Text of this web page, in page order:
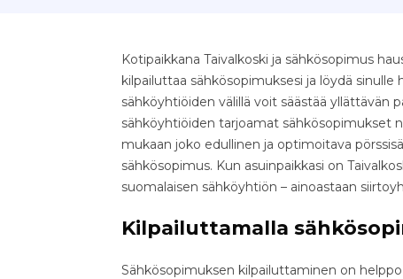
Kotipaikkana Taivalkoski ja sähkösopimus
kilpailuttaa sähkösopimuksesi ja löydä
sähköyhtiöiden välillä voit säästää yllättävän
sähköyhtiöiden tarjoamat sähkösopimukset
mukaan joko edullinen ja optimoitava
sähkösopimus. Kun asuinpaikkasi on
suomalaisen sähköyhtiön – ainoastaan
Kilpailuttamalla
Sähkösopimuksen kilpailuttaminen on